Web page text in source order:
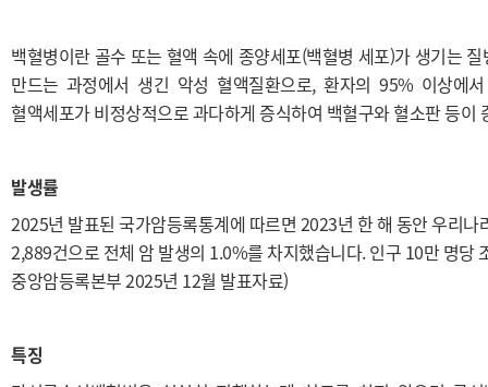
백혈병이란 골수 또는 혈액 속에 종양세포(백혈병 세포)가 생기는
만드는 과정에서 생긴 악성 혈액질환으로, 환자의 95% 이상에
혈액세포가 비정상적으로 과다하게 증식하여 백혈구와 혈소판 등이
발생률
2025년 발표된 국가암등록통계에 따르면 2023년 한 해 동안 우리
2,889건으로 전체 암 발생의 1.0%를 차지했습니다. 인구 10만 명당
중앙암등록본부 2025년 12월 발표자료)
특징